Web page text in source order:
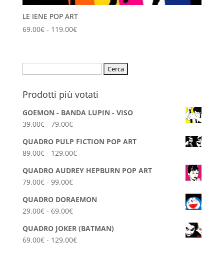
LE IENE POP ART
69.00€ - 119.00€Fascia
da
69.00€
119.00€
Prodotti più votati
GOEMON - BANDA LUPIN - VISO
39.00€ - 79.00€Fascia
prezzo:
da
39.00€
a
QUADRO PULP FICTION POP ART
89.00€ - 129.00€Fascia
prezzo:
89.00€
QUADRO AUDREY HEPBURN POP ART
79.00€ - 99.00€Fascia
prezzo:
da
79.00€
a
QUADRO DORAEMON
29.00€ - 69.00€Fascia
prezzo:
da
QUADRO JOKER (BATMAN)
69.00€ - 129.00€Fascia